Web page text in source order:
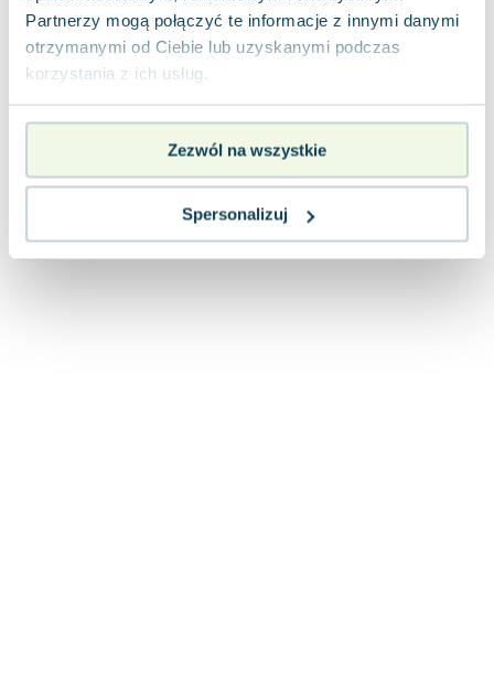
Partnerzy mogą połączyć te informacje z innymi danymi
otrzymanymi od Ciebie lub uzyskanymi podczas
korzystania z ich usług.
Zezwól na wszystkie
Spersonalizuj
Anna Prus (oprac.)
Nela Mała Reporterka
Agnieszka Maciąg
Virginia Woolf
Lucinda Riley